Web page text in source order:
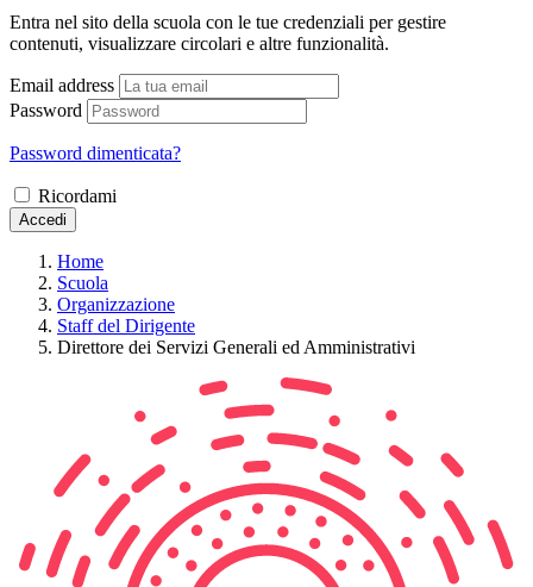
Entra nel sito della scuola con le tue credenziali per gestire
contenuti, visualizzare circolari e altre funzionalità.
Email address
Password
Password dimenticata?
Ricordami
Accedi
Home
Scuola
Organizzazione
Staff del Dirigente
Direttore dei Servizi Generali ed Amministrativi